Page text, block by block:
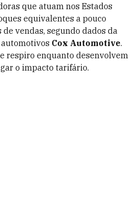
que atuam nos Estados
equivalentes a pouco
vendas, segundo dados da
Cox Automotive.
respiro enquanto desenvolvem
o impacto tarifário.